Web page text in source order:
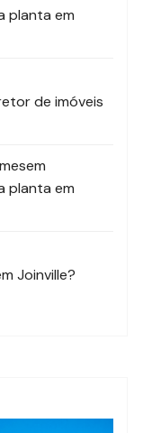
planta em
de imóveis
em
planta em
Joinville?